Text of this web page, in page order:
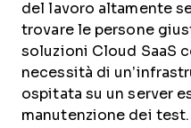
del lavoro altamente
trovare le persone
soluzioni Cloud SaaS
necessità di
ospitata su un server
manutenzione dei